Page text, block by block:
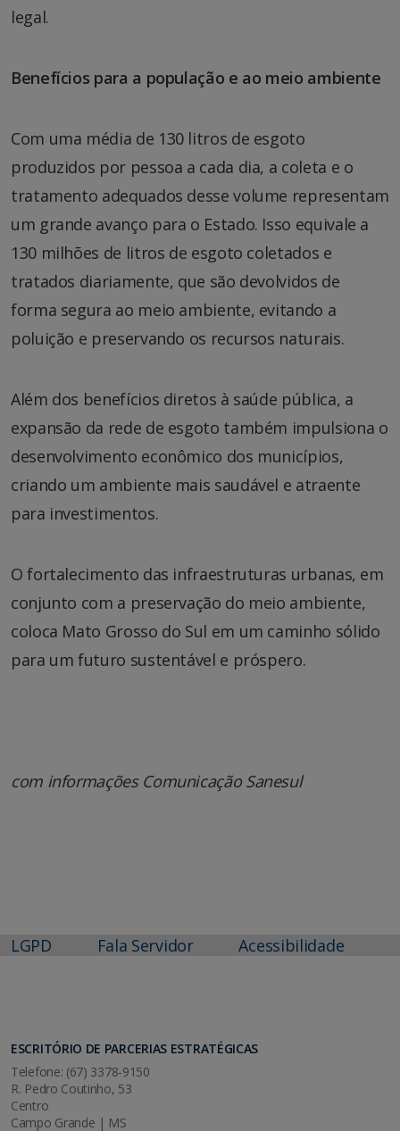
legal.
Benefícios para a população e ao meio ambiente
Com uma média de 130 litros de esgoto
produzidos por pessoa a cada dia, a coleta e o
tratamento adequados desse volume representam
um grande avanço para o Estado. Isso equivale a
130 milhões de litros de esgoto coletados e
tratados diariamente, que são devolvidos de
forma segura ao meio ambiente, evitando a
poluição e preservando os recursos naturais.
Além dos benefícios diretos à saúde pública, a
expansão da rede de esgoto também impulsiona o
desenvolvimento econômico dos municípios,
criando um ambiente mais saudável e atraente
para investimentos.
O fortalecimento das infraestruturas urbanas, em
conjunto com a preservação do meio ambiente,
coloca Mato Grosso do Sul em um caminho sólido
para um futuro sustentável e próspero.
com informações Comunicação Sanesul
LGPD Fala Servidor Acessibilidade
ESCRITÓRIO DE PARCERIAS ESTRATÉGICAS
Telefone: (67) 3378-9150
R. Pedro Coutinho, 53
Centro
Campo Grande | MS